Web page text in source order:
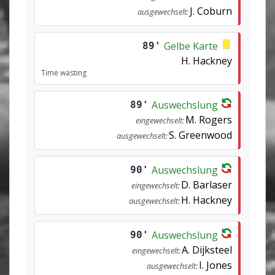
ausgewechselt:J. Coburn
89' Gelbe Karte
H. Hackney
Time wasting
89' Auswechslung
eingewechselt:M. Rogers
ausgewechselt:S. Greenwood
90' Auswechslung
eingewechselt:D. Barlaser
ausgewechselt:H. Hackney
90' Auswechslung
eingewechselt:A. Dijksteel
ausgewechselt:I. Jones